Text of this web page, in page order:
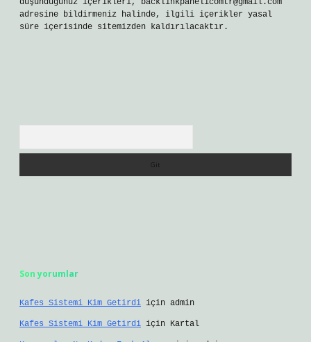
düşündüğünüz içerikleri, backlinkpanelicomtr@gmail.com
adresine bildirmeniz halinde, ilgili içerikler yasal
süre içerisinde sitemizden kaldırılacaktır.
Son yorumlar
Kafes Sistemi Kim Getirdi için admin
Kafes Sistemi Kim Getirdi için Kartal